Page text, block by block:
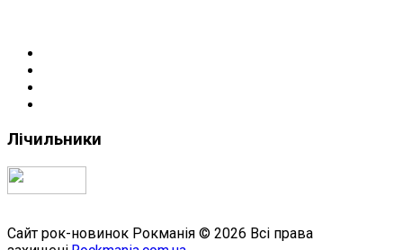
Лічильники
Сайт рок-новинок Рокманія © 2026 Всі права